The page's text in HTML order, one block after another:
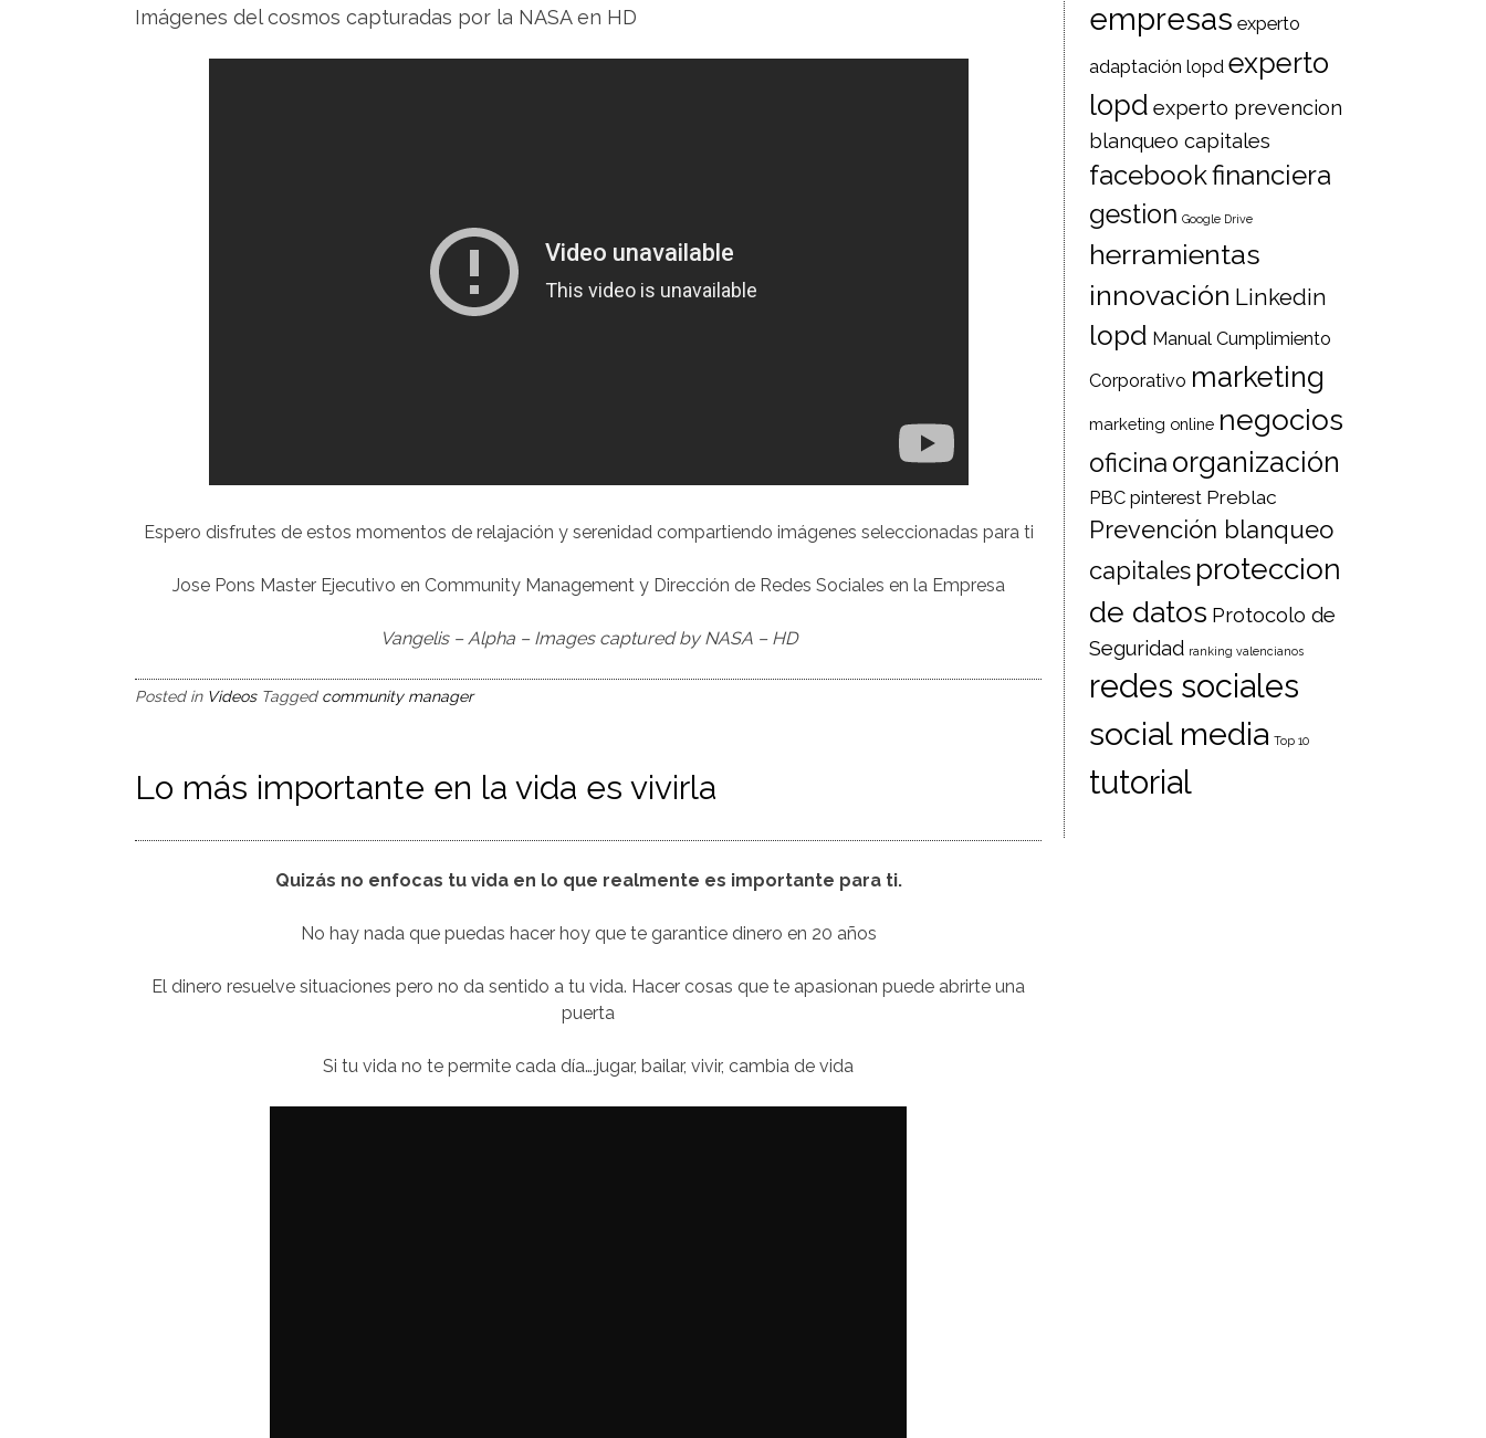
Imágenes del cosmos capturadas por la NASA en HD
Espero disfrutes de estos momentos de relajación y serenidad compartiendo imágenes seleccionadas para ti
Jose Pons Master Ejecutivo en Community Management y Dirección de Redes Sociales en la Empresa
Vangelis – Alpha – Images captured by NASA – HD
Posted in Videos Tagged community manager
Lo más importante en la vida es vivirla
Quizás no enfocas tu vida en lo que realmente es importante para ti.
No hay nada que puedas hacer hoy que te garantice dinero en 20 años
El dinero resuelve situaciones pero no da sentido a tu vida. Hacer cosas que te apasionan puede abrirte una
puerta
Si tu vida no te permite cada día….jugar, bailar, vivir, cambia de vida
empresas experto
adaptación lopd experto
lopd experto prevencion
blanqueo capitales
facebookfinanciera
gestion Google Drive
herramientas
innovación Linkedin
lopd Manual Cumplimiento
Corporativo marketing
marketing online negocios
oficina organización
PBC pinterest Preblac
Prevención blanqueo
capitales proteccion
de datos Protocolo de
Seguridad ranking valencianos
redes sociales
social media Top 10
tutorial